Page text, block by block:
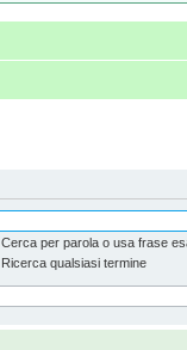
Cerca per parola o usa frase
Ricerca qualsiasi termine